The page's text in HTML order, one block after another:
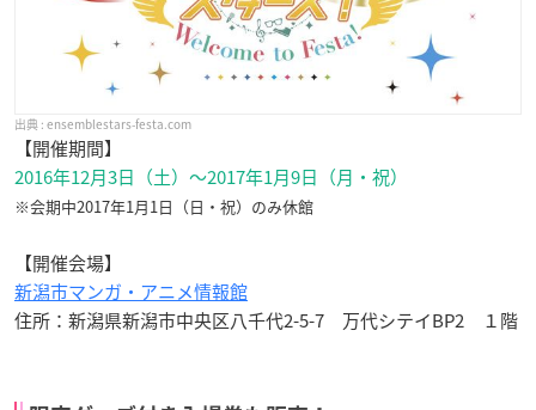
ensemblestars-festa.com
【開催期間】
2016年12月3日（土）～2017年1月9日（月・祝）
※会期中2017年1月1日（日・祝）のみ休館
【開催会場】
新潟市マンガ・アニメ情報館
住所：新潟県新潟市中央区八千代2-5-7 万代シテイBP2 １階